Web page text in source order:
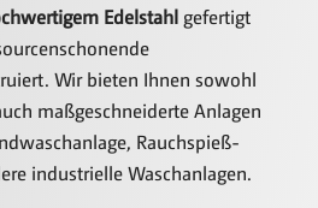
Edelstahlgefertigt
Wir bieten Ihnen sowohl
maßgeschneiderte Anlagen
, Rauchspieß-
industrielle Waschanlagen.